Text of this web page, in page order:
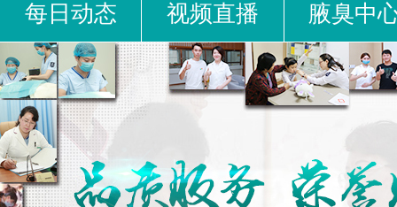
每日动态 视频直播 腋臭中